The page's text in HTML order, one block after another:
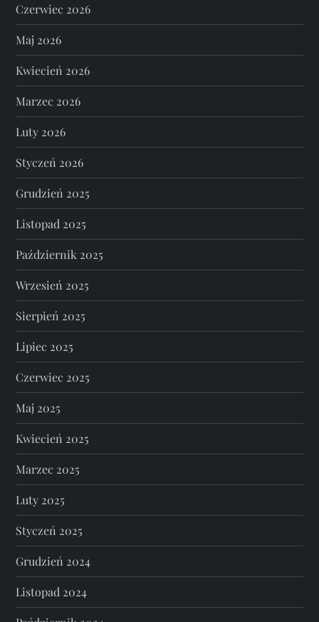
Czerwiec 2026
Maj 2026
Kwiecień 2026
Marzec 2026
Luty 2026
Styczeń 2026
Grudzień 2025
Listopad 2025
Październik 2025
Wrzesień 2025
Sierpień 2025
Lipiec 2025
Czerwiec 2025
Maj 2025
Kwiecień 2025
Marzec 2025
Luty 2025
Styczeń 2025
Grudzień 2024
Listopad 2024